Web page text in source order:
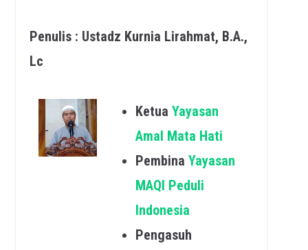
Penulis : Ustadz Kurnia Lirahmat, B.A.,
Lc
Ketua Yayasan
Amal Mata Hati
Pembina Yayasan
MAQI Peduli
Indonesia
Pengasuh